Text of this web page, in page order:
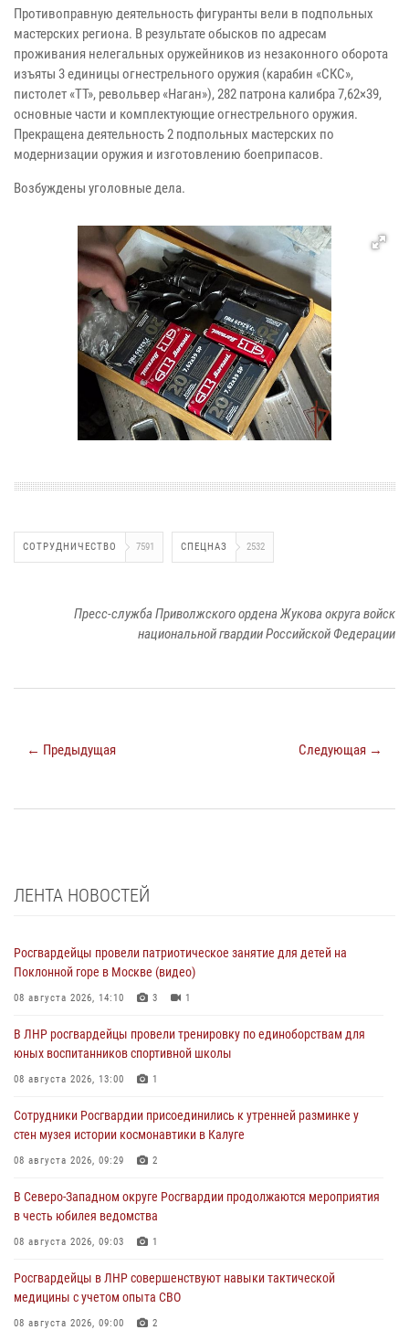
Противоправную деятельность фигуранты вели в подпольных
мастерских региона. В результате обысков по адресам
проживания нелегальных оружейников из незаконного оборота
изъяты 3 единицы огнестрельного оружия (карабин «СКС»,
пистолет «ТТ», револьвер «Наган»), 282 патрона калибра 7,62×39,
основные части и комплектующие огнестрельного оружия.
Прекращена деятельность 2 подпольных мастерских по
модернизации оружия и изготовлению боеприпасов.
Возбуждены уголовные дела.
СОТРУДНИЧЕСТВО 7591 СПЕЦНАЗ 2532
Пресс-служба Приволжского ордена Жукова округа войск
национальной гвардии Российской Федерации
← Предыдущая Следующая →
ЛЕНТА НОВОСТЕЙ
Росгвардейцы провели патриотическое занятие для детей на
Поклонной горе в Москве (видео)
08 августа 2026, 14:10 3 1
В ЛНР росгвардейцы провели тренировку по единоборствам для
юных воспитанников спортивной школы
08 августа 2026, 13:00 1
Сотрудники Росгвардии присоединились к утренней разминке у
стен музея истории космонавтики в Калуге
08 августа 2026, 09:29 2
В Северо-Западном округе Росгвардии продолжаются мероприятия
в честь юбилея ведомства
08 августа 2026, 09:03 1
Росгвардейцы в ЛНР совершенствуют навыки тактической
медицины с учетом опыта СВО
08 августа 2026, 09:00 2